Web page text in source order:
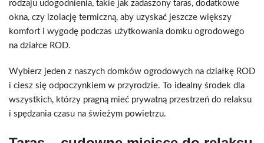
rodzaju udogodnienia, takie jak zadaszony taras, dodatkowe
okna, czy izolację termiczną, aby uzyskać jeszcze większy
komfort i wygodę podczas użytkowania domku ogrodowego
na działce ROD.
Wybierz jeden z naszych domków ogrodowych na działkę ROD
i ciesz się odpoczynkiem w przyrodzie. To idealny środek dla
wszystkich, którzy pragną mieć prywatną przestrzeń do relaksu
i spędzania czasu na świeżym powietrzu.